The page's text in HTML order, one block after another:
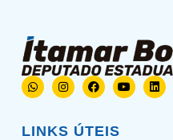
LINKS ÚTEIS